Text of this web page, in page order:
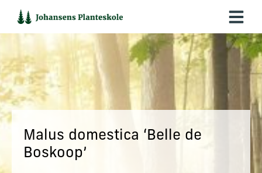
indholdet
Malus domestica ‘Belle de
Boskoop’